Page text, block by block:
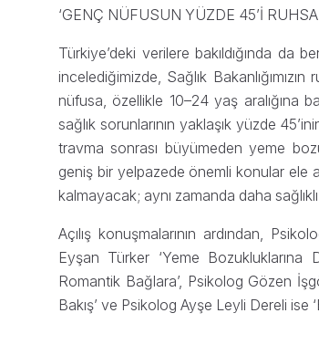
‘GENÇ NÜFUSUN YÜZDE 45’İ
Türkiye’deki verilere bakıldığında da
incelediğimizde, Sağlık
nüfusa, özellikle 10–24 yaş aralığına
sağlık sorunlarının yaklaşık yüzde
travma sonrası büyümeden yeme
geniş bir yelpazede önemli konular ele
kalmayacak; aynı zamanda daha
Açılış konuşmalarının ardından,
Eyşan Türker ‘Yeme Bozukluklarına
Romantik Bağlara’, Psikolog Gözen
Bakış’ ve Psikolog Ayşe Leyli Dereli ise